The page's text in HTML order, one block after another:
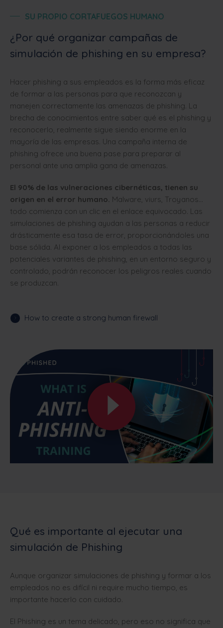
SU PROPIO CORTAFUEGOS HUMANO
¿Por qué organizar campañas de
simulación de phishing en su empresa?
Hacer phishing a sus empleados es la forma más eficaz
de formar a las personas para que reconozcan y
manejen correctamente las amenazas de phishing. La
brecha de conocimientos entre saber qué es el phishing y
reconocerlo, realmente sigue siendo enorme en la
mayoría de las empresas. Una campaña interna de
phishing ofrece una buena pase para preparar al
personal ante una amplia gana de amenazas.
El 90% de las vulneraciones cibernéticas, tienen su
origen en el error humano. Malware, viurs, Troyanos...
todo comienza con un clic en el enlace equivocado. Las
simulaciones de phishing ayudan a las personas a reducir
drásticamente esa tasa de error, proporcionándoles una
base sólida. Al exponer a los empleados a todas las
potenciales variantes de phishing, en un entorno seguro y
controlado, podrán reconocer los peligros reales cuando
se produzcan.
How to create a strong human firewall
Qué es importante al ejecutar una
simulación de Phishing
Aunque organizar simulaciones de phishing y formar a los
empleados no es difícil ni require mucho tiempo, es
importante hacerlo con cuidado.
El Phishing es un tema delicado, pero eso no significa que